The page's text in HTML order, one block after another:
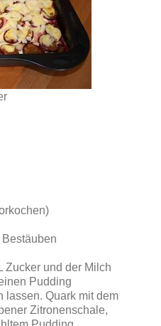
Zucker und der Milch
Pudding
lassen. Quark mit dem
Zitronenschale,